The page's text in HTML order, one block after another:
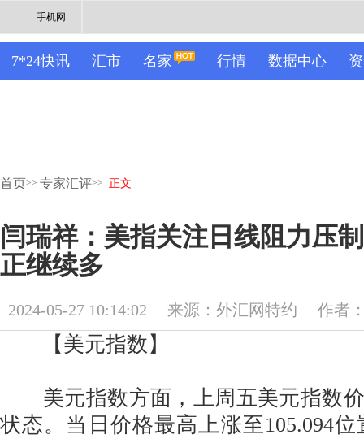
手机网
7*24快讯 汇市 名家 行情 数据中心
首页>> 专家汇评>> 正文
闫瑞祥：美指关注日线阻力压
正继续多
2024-05-27 10:14:02 来源：外汇网特约 作者
【美元指数】
美元指数方面，上周五美元指数价
状态。当日价格最高上涨至105.094位